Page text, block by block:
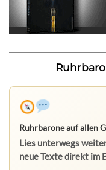
Ruhrbarone auf allen
Lies unterwegs
neue Texte direkt im